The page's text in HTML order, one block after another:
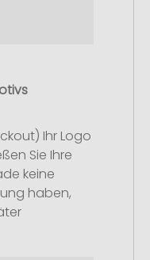
Ihr Logo
Sie Ihre
keine
haben,